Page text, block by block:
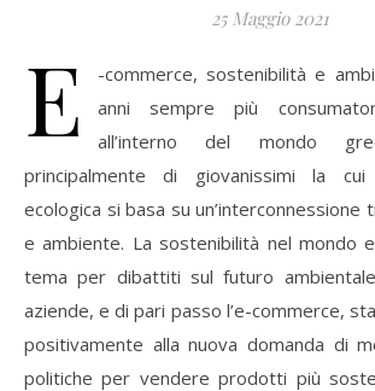
25 Maggio 2021
E
-commerce, sostenibilità e
anni sempre più
all’interno del mondo
principalmente di giovanissimi la cui
ecologica si basa su un’interconnessione
e ambiente. La sostenibilità nel mondo
tema per dibattiti sul futuro
aziende, e di pari passo l’e-commerce,
positivamente alla nuova domanda di
politiche per vendere prodotti più